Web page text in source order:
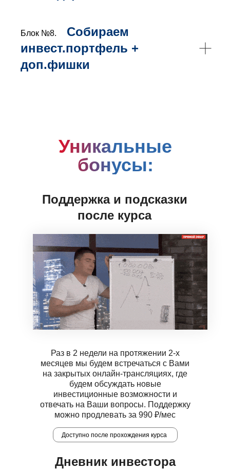
Блок №8. Собираем
инвест.портфель +
доп.фишки
Доступно после прохождения курса
Дневник инвестора
Уникальные
бонусы:
Поддержка и подсказки
после курса
Раз в 2 недели на протяжении 2-х
месяцев мы будем встречаться с Вами
на закрытых онлайн-трансляциях, где
будем обсуждать новые
инвестиционные возможности и
отвечать на Ваши вопросы. Поддержку
можно продлевать за 990 ₽/мес